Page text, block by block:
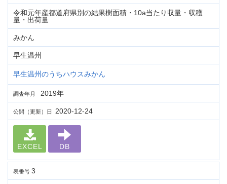
令和元年産都道府県別の結果樹面積・10a当たり収量・収穫
量・出荷量
みかん
早生温州
早生温州のうちハウスみかん
調査年月 2019年
公開（更新）日 2020-12-24
EXCEL DB
表番号 3